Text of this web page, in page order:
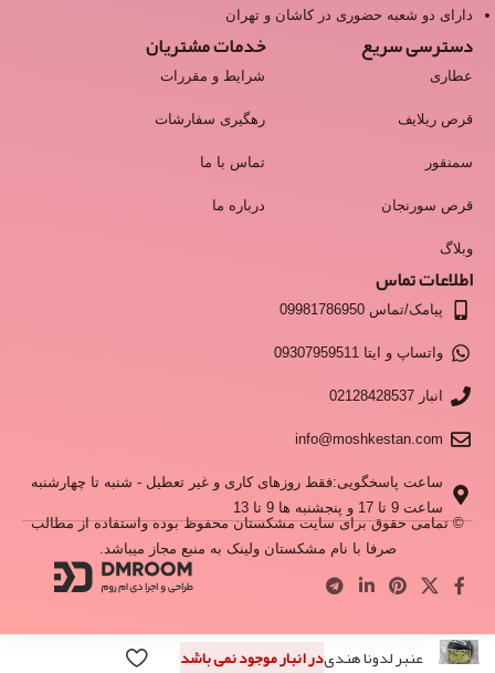
دارای دو شعبه حضوری در کاشان و تهران
دسترسی سریع
عطاری
قرص ریلایف
سمنقور
قرص سورنجان
وبلاگ
خدمات مشتریان
شرایط و مقررات
رهگیری سفارشات
تماس با ما
درباره ما
اطلاعات تماس
پیامک/تماس 09981786950
واتساپ و ایتا 09307959511
انبار 02128428537
info@moshkestan.com
ساعت پاسخگویی:فقط روزهای کاری و غیر تعطیل - شنبه تا چهارشنبه
ساعت 9 تا 17 و پنجشنبه ها 9 تا 13
© تمامی حقوق برای سایت مشکستان محفوظ بوده واستفاده از مطالب
صرفا با نام مشکستان ولینک به منبع مجاز میباشد.
عنبر لدونا هندیدر انبار موجود نمی باشد